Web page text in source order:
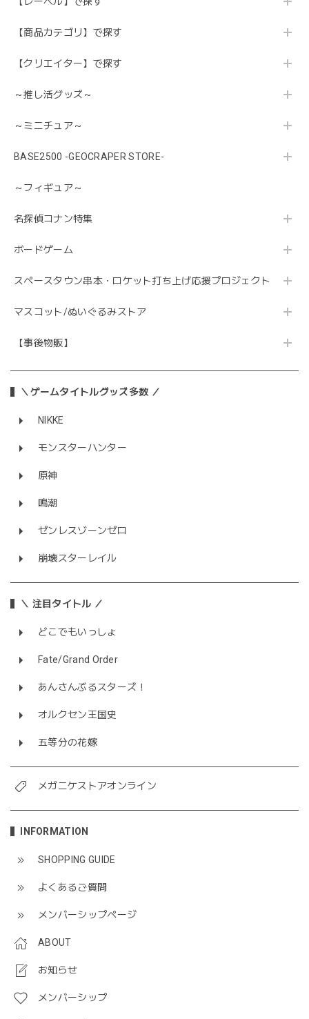
【商品カテゴリ】で探す
【クリエイター】で探す
～推し活グッズ～
～ミニチュア～
BASE2500 -GEOCRAPER STORE-
～フィギュア～
名探偵コナン特集
ボードゲーム
スペースタウン串本・ロケット打ち上げ応援プロジェクト
マスコット/ぬいぐるみストア
【事後物販】
＼ゲームタイトルグッズ多数 ／
NIKKE
モンスターハンター
原神
鳴潮
ゼンレスゾーンゼロ
崩壊スターレイル
＼ 注目タイトル ／
どこでもいっしょ
Fate/Grand Order
あんさんぶるスターズ！
オルクセン王国史
五等分の花嫁
メガニケストアオンライン
INFORMATION
SHOPPING GUIDE
よくあるご質問
メンバーシップページ
ABOUT
お知らせ
メンバーシップ